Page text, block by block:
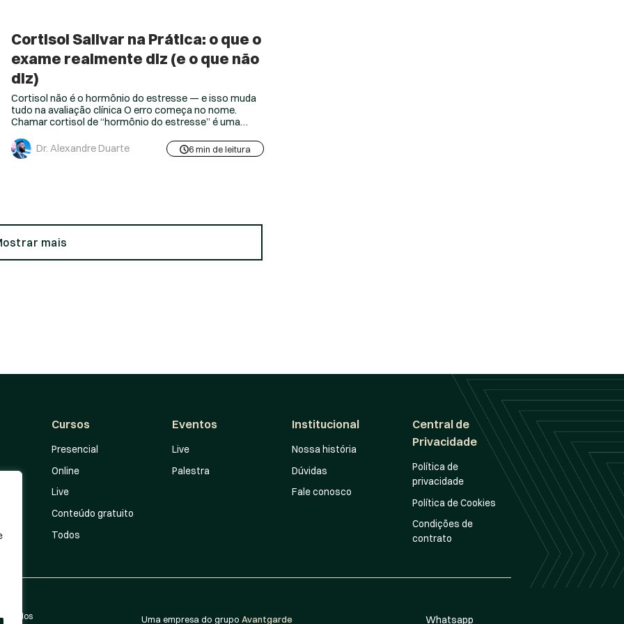
Cortisol Salivar na Prática: o que o
exame realmente diz (e o que não
diz)
Cortisol não é o hormônio do estresse — e isso muda
tudo na avaliação clínica O erro começa no nome.
Chamar cortisol de “hormônio do estresse” é uma
exame solicitado a partir daí. Na prática, cortisol não é
o hormônio do estresse. Nunca foi. Cortisol é um
Dr. Alexandre Duarte 6 min de leitura
mais
Cursos
Presencial
Online
Live
Conteúdo gratuito
Todos
Eventos
Live
Palestra
Institucional
Nossa história
Dúvidas
Fale conosco
Central de
Privacidade
Política de
privacidade
Política de Cookies
Condições de
contrato
Uma empresa do grupo Avantgarde Whatsapp